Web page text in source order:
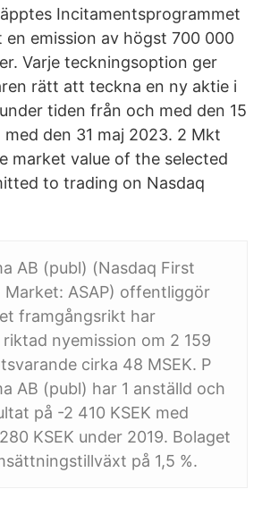
Incitamentsprogrammet
emission av högst 700 000
Varje teckningsoption ger
rätt att teckna en ny aktie i
tiden från och med den 15
den 31 maj 2023. 2 Mkt
market value of the selected
to trading on Nasdaq
AB (publ) (Nasdaq First
ASAP) offentliggör
framgångsrikt har
nyemission om 2 159
cirka 48 MSEK. P
AB (publ) har 1 anställd och
på -2 410 KSEK med
KSEK under 2019. Bolaget
på 1,5 %.